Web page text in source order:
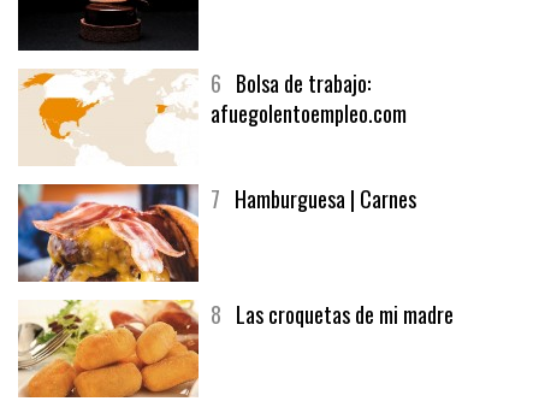
6 Bolsa de trabajo:
afuegolentoempleo.com
7 Hamburguesa | Carnes
8 Las croquetas de mi madre